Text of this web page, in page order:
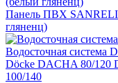
Панель ПВХ
гляненц)
Водосточная система
Döсkе DACHA 80/120
100/140